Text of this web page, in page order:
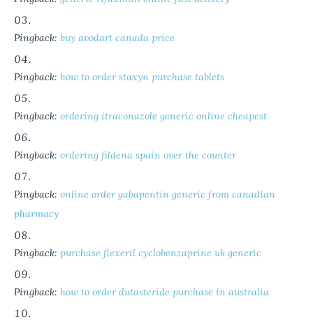
Pingback: buy avodart canada price
Pingback: how to order staxyn purchase tablets
Pingback: ordering itraconazole generic online cheapest
Pingback: ordering fildena spain over the counter
Pingback: online order gabapentin generic from canadian
pharmacy
Pingback: purchase flexeril cyclobenzaprine uk generic
Pingback: how to order dutasteride purchase in australia